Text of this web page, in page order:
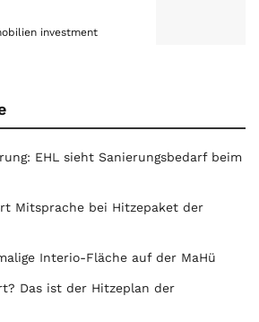
investment
EHL sieht Sanierungsbedarf beim
Mitsprache bei Hitzepaket der
Interio-Fläche auf der MaHü
Das ist der Hitzeplan der